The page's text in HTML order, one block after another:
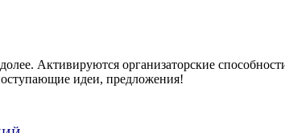
Активируются организаторские
идеи, предложения!